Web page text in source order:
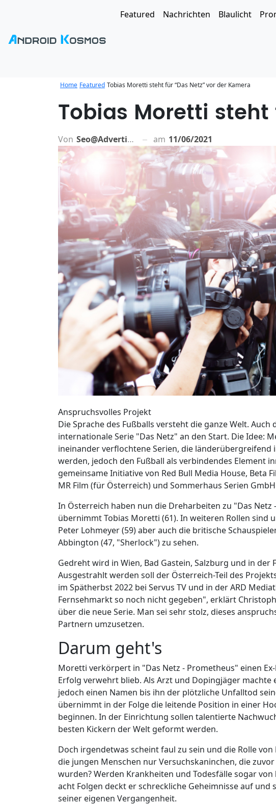
Featured Nachrichten Blaulicht
Home Featured Tobias Moretti steht für “Das Netz” vor der Kamera
Tobias Moretti steht
Von Seo@advertiso.de am 11/06/2021
Anspruchsvolles Projekt
Die Sprache des Fußballs versteht die ganze Welt.
internationale Serie "Das Netz" an den Start. Die Idee:
ineinander verflochtene Serien, die
werden, jedoch den Fußball als verbindendes Element
gemeinsame Initiative von Red Bull Media House, Beta
MR Film (für Österreich) und Sommerhaus Serien
In Österreich haben nun die Dreharbeiten zu "Das
übernimmt Tobias Moretti (61). In weiteren Rollen sind
Peter Lohmeyer (59) aber auch die britische
Abbington (47, "Sherlock") zu sehen.
Gedreht wird in Wien, Bad Gastein, Salzburg und in der
Ausgestrahlt werden soll der Österreich-Teil des
im Spätherbst 2022 bei Servus TV und in der ARD
Fernsehmarkt so noch nicht gegeben", erklärt
über die neue Serie. Man sei sehr stolz, dieses
Partnern umzusetzen.
Darum geht's
Moretti verkörpert in "Das Netz - Prometheus" einen
Erfolg verwehrt blieb. Als Arzt und Dopingjäger
jedoch einen Namen bis ihn der plötzliche Unfalltod
übernimmt in der Folge die leitende Position in einer
beginnen. In der Einrichtung sollen talentierte
besten Kickern der Welt geformt werden.
Doch irgendetwas scheint faul zu sein und die Rolle
die jungen Menschen nur Versuchskaninchen, die
wurden? Werden Krankheiten und Todesfälle sogar
acht Folgen deckt er schreckliche Geheimnisse auf
seiner eigenen Vergangenheit.